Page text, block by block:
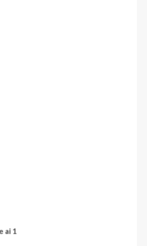
ai 1